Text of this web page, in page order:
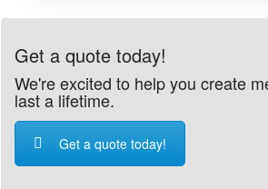
Get a quote today!
We're excited to help you create
last a lifetime.
Get a quote today!